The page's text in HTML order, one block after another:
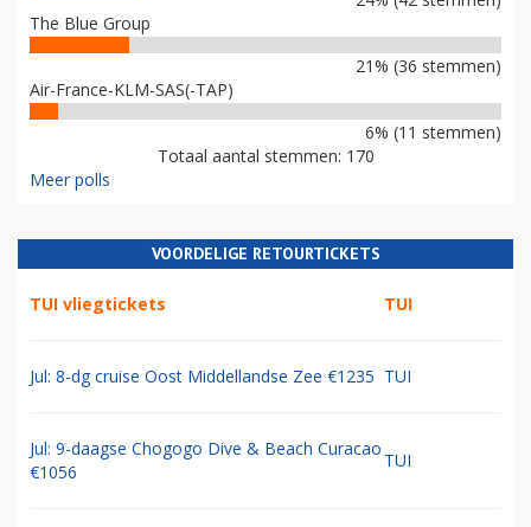
The Blue Group
21% (36 stemmen)
Air-France-KLM-SAS(-TAP)
6% (11 stemmen)
Totaal aantal stemmen: 170
Meer polls
VOORDELIGE RETOURTICKETS
TUI vliegtickets TUI
Jul: 8-dg cruise Oost Middellandse Zee €1235 TUI
Jul: 9-daagse Chogogo Dive & Beach Curacao
€1056
TUI